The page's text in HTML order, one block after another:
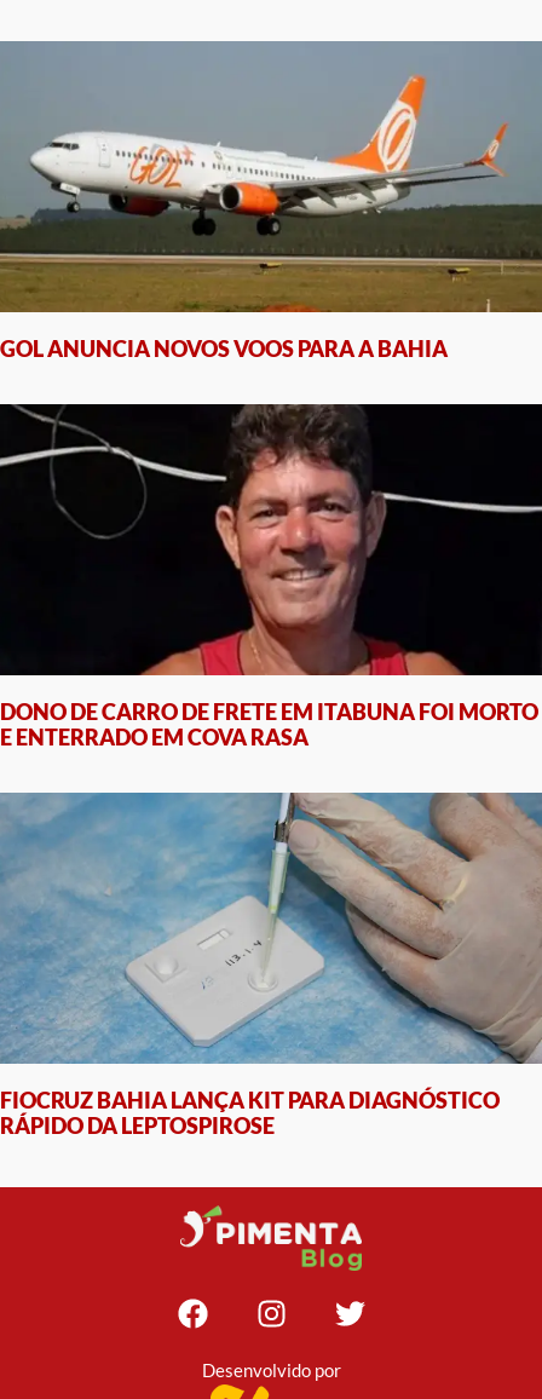
GOL ANUNCIA NOVOS VOOS PARA A BAHIA
DONO DE CARRO DE FRETE EM ITABUNA FOI MORTO
E ENTERRADO EM COVA RASA
FIOCRUZ BAHIA LANÇA KIT PARA DIAGNÓSTICO
RÁPIDO DA LEPTOSPIROSE
Desenvolvido por